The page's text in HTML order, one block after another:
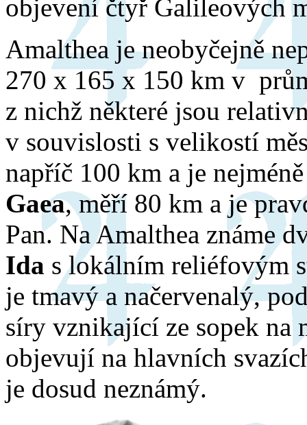
objevení čtyř Galileových
Amalthea je neobyčejně
270 x 165 x 150 km v
z nichž některé jsou
v souvislosti s velikostí
napříč 100 km a je
Gaea, měří 80 km a je
Pan. Na Amalthea známe
Ida s lokálním reliéfovým
je tmavý a načervenalý,
síry vznikající ze sopek na
objevují na hlavních
je dosud neznámý.